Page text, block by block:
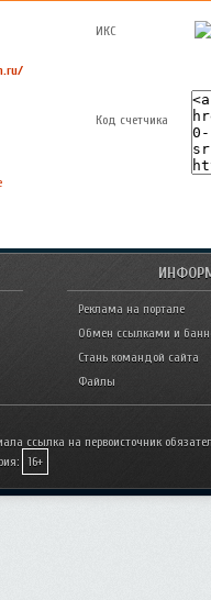
ИКС
Код счетчика
Реклама на портале
Обмен ссылками и
Стань командой сайта
Файлы
ссылка на первоисточник
16+